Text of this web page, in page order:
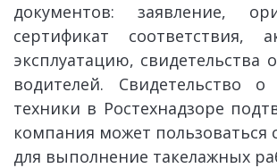
документов: заявление,
сертификат соответствия,
эксплуатацию, свидетельства
водителей. Свидетельство о
техники в Ростехнадзоре
компания может пользоваться
для выполнение такелажных